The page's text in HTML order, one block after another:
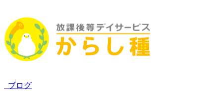
ブログ